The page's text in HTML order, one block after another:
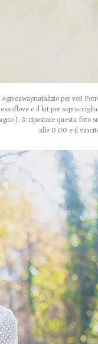
per voi!
e il kit per
). 3: ripostare questa foto
alle 0.00 e il